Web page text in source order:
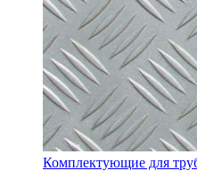
Комплектующие для